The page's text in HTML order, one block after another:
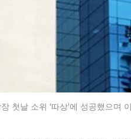
첫날 소위 '따상'에 성공했으며